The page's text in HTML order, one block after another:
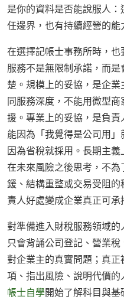
是你的資料是否能說服人
任邊界，也有持續經營的能
在選擇記帳士事務所時，
服務不是無限制承諾，而
楚。規模上的妥協，是企
同服務深度，不能用微型
援。專業上的妥協，是負
能因為「我覺得是公司用
因為省稅就採用。長期主
在未來風險之後思考，不
鍰、結構重整或交易受阻
責人好處變成企業真正可承
對準備進入財稅服務領域的
只會背誦公司登記、營業
對企業主的真實問題；真
項、指出風險、說明代價
帳士自學開始了解科目與